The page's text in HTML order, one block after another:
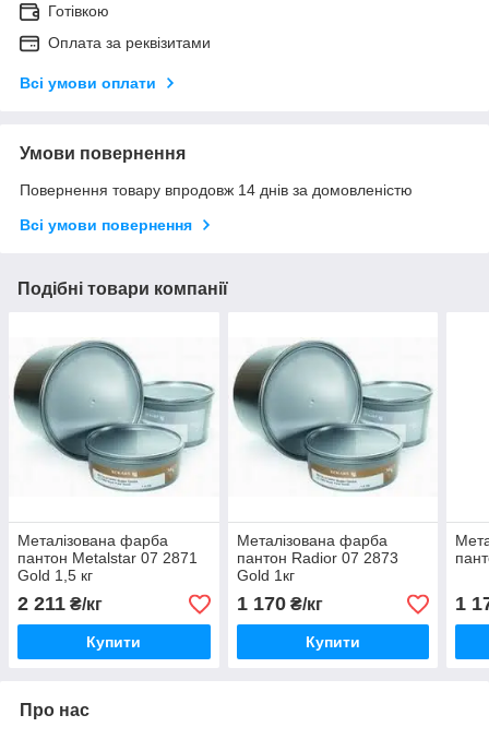
Готівкою
Оплата за реквізитами
Всі умови оплати
Умови повернення
Повернення товару впродовж 14 днів за домовленістю
Всі умови повернення
Подібні товари компанії
Металізована фарба
пантон Metalstar 07 2871
Gold 1,5 кг
2 211 ₴/кг
Купити
Металізована фарба
пантон Radior 07 2873
Gold 1кг
1 170₴/кг
Купити
1
Про нас